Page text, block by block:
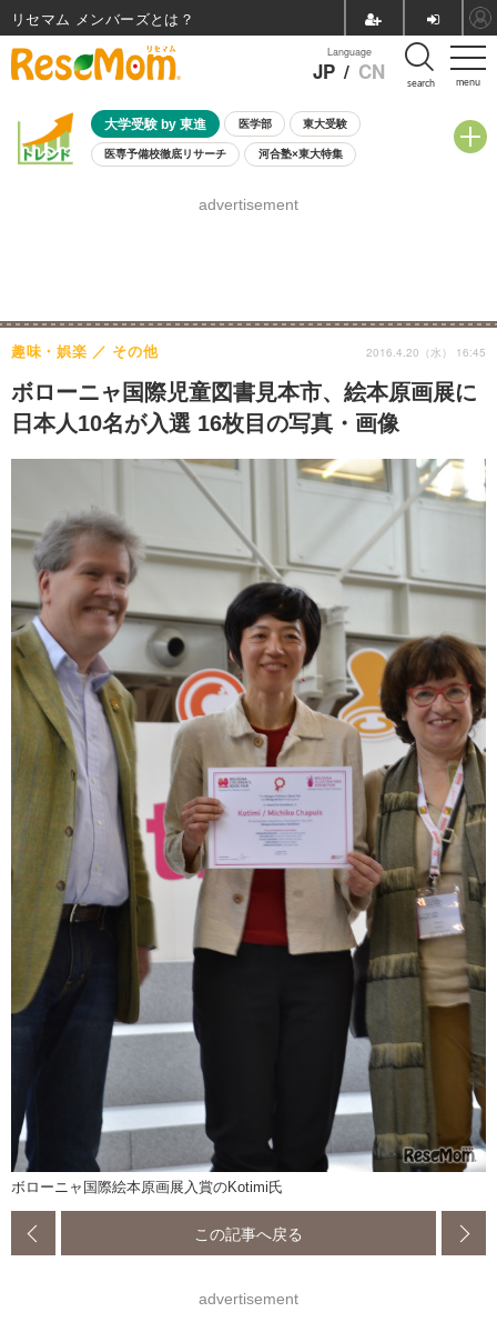
menu
Language
JP / CN search
大学受験 by 東進 医学部 東大受験
医専予備校徹底リサーチ 河合塾×東大特集
8月開催学校説明会・相談会
advertisement
ボローニャ国際児童図書見本市、絵本原画展に
日本人10名が入選 16枚目の写真・画像
趣味・娯楽 その他 2016.4.20（水） 16:45
ボローニャ国際絵本原画展入賞のKotimi氏
この記事へ戻る
advertisement
リセマム メンバーズ